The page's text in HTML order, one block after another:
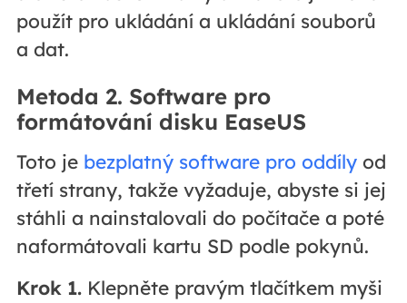
použít pro ukládání a ukládání souborů
a dat.
Metoda 2. Software pro
formátování disku EaseUS
Toto je bezplatný software pro oddílyod
třetí strany, takže vyžaduje, abyste si jej
stáhli a nainstalovali do počítače a poté
naformátovali kartu SD podle pokynů.
Krok 1.Klepněte pravým tlačítkem myši